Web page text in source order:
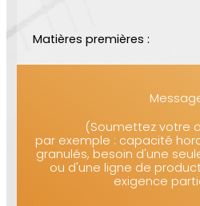
Matières premières :
(Soumettez votre
par exemple : capacité
granulés, besoin d'une
ou d'une ligne de
exigence